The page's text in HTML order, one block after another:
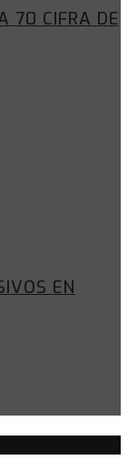
70 CIFRA DE
EN